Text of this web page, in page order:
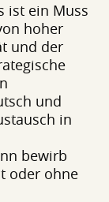
ist ein Muss
hoher
und der
und
in
bewirb
oder ohne